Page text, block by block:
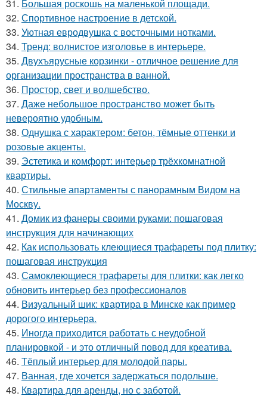
31. Большая роскошь на маленькой площади.
32. Спортивное настроение в детской.
33. Уютная евродвушка с восточными нотками.
34. Тренд: волнистое изголовье в интерьере.
35. Двухъярусные корзинки - отличное решение для
организации пространства в ванной.
36. Простор, свет и волшебство.
37. Даже небольшое пространство может быть
невероятно удобным.
38. Однушка с характером: бетон, тёмные оттенки и
розовые акценты.
39. Эстетика и комфорт: интерьер трёхкомнатной
квартиры.
40. Стильные апартаменты с панорамным Видом на
Москву.
41. Домик из фанеры своими руками: пошаговая
инструкция для начинающих
42. Как использовать клеющиеся трафареты под плитку:
пошаговая инструкция
43. Самоклеющиеся трафареты для плитки: как легко
обновить интерьер без профессионалов
44. Визуальный шик: квартира в Минске как пример
дорогого интерьера.
45. Иногда приходится работать с неудобной
планировкой - и это отличный повод для креатива.
46. Тёплый интерьер для молодой пары.
47. Ванная, где хочется задержаться подольше.
48. Квартира для аренды, но с заботой.